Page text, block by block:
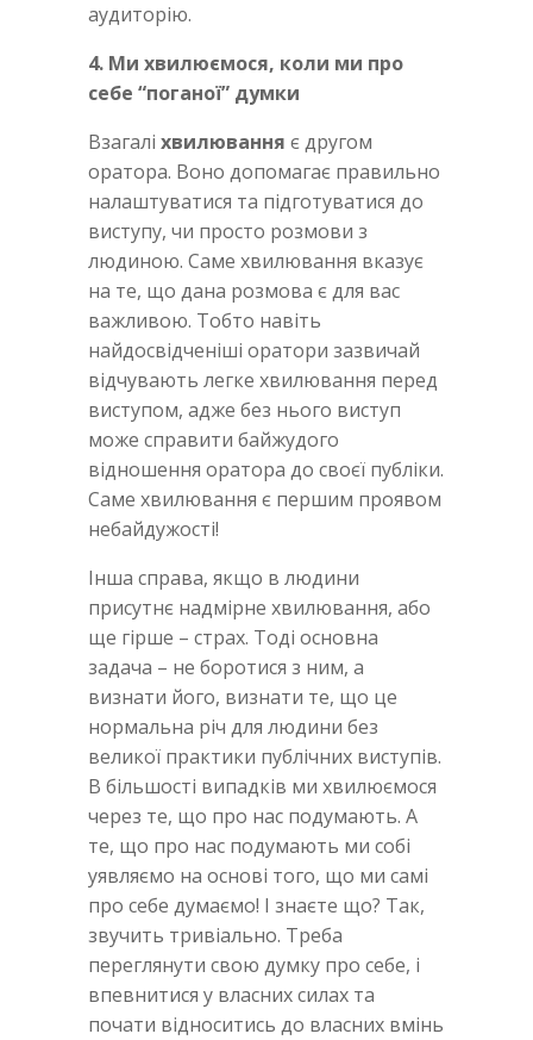
аудиторію.
4. Ми хвилюємося, коли ми про
себе “поганої” думки
Взагалі хвилювання є другом
оратора. Воно допомагає правильно
налаштуватися та підготуватися до
виступу, чи просто розмови з
людиною. Саме хвилювання вказує
на те, що дана розмова є для вас
важливою. Тобто навіть
найдосвідченіші оратори зазвичай
відчувають легке хвилювання перед
виступом, адже без нього виступ
може справити байжудого
відношення оратора до своєї публіки.
Саме хвилювання є першим проявом
небайдужості!
Інша справа, якщо в людини
присутнє надмірне хвилювання, або
ще гірше – страх. Тоді основна
задача – не боротися з ним, а
визнати його, визнати те, що це
нормальна річ для людини без
великої практики публічних виступів.
В більшості випадків ми хвилюємося
через те, що про нас подумають. А
те, що про нас подумають ми собі
уявляємо на основі того, що ми самі
про себе думаємо! І знаєте що? Так,
звучить тривіально. Треба
переглянути свою думку про себе, і
впевнитися у власних силах та
почати відноситись до власних вмінь